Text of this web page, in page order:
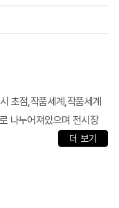
초점,작품세계,작품세계
나누어져있으며 전시장
더 보기